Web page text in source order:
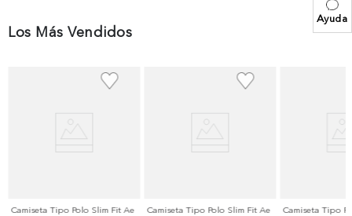
Ayuda
Los Más Vendidos
Camiseta Tipo Polo Slim Fit Ae Camiseta Tipo Polo Slim Fit Ae Camiseta Tipo